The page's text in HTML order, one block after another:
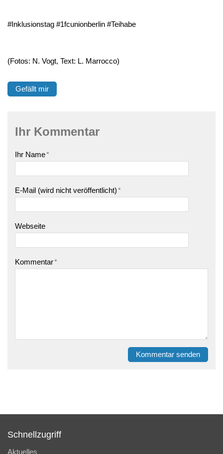
#Inklusionstag #1fcunionberlin #Teihabe
(Fotos: N. Vogt, Text: L. Marrocco)
Gefällt mir
Ihr Kommentar
Ihr Name*
E-Mail (wird nicht veröffentlicht)*
Webseite
Kommentar*
Kommentar senden
Schnellzugriff
Aktuelles